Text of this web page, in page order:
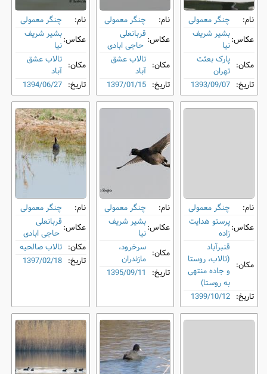
نام:
چنگر معمولی
عکاس:بشیر شریف
نیا
مکان: پارک بعثت
تهران
تاریخ: 1393/09/07
نام:
چنگر معمولی
عکاس:قربانعلی
حاجی ابادی
مکان: تالاب عشق
آباد
تاریخ: 1397/01/15
نام:
چنگر معمولی
عکاس:بشیر شریف
نیا
مکان: تالاب عشق
آباد
تاریخ: 1394/06/27
نام:
چنگر معمولی
عکاس:پرستو هدایت
زاده
مکان:
قنبرآباد
(تالاب، روستا
و جاده منتهی
به روستا)
تاریخ: 1399/10/12
نام:
چنگر معمولی
عکاس:بشیر شریف
نیا
مکان: سرخرود،
مازندران
تاریخ: 1395/09/11
نام:
چنگر معمولی
عکاس:قربانعلی
حاجی ابادی
مکان: تالاب صالحیه
تاریخ: 1397/02/18